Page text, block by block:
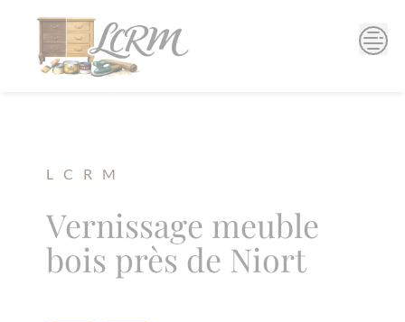
L C R M
Vernissage meuble
bois près de Niort